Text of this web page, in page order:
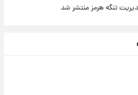
تنگه هرمز منتشر شد